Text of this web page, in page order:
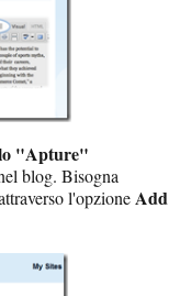
"Apture"
blog. Bisogna
l'opzioneAdd